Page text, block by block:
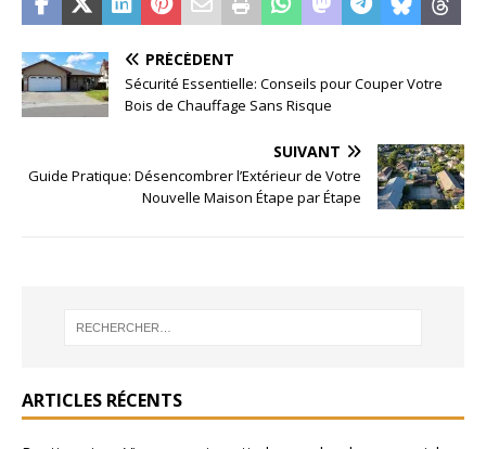
PRÉCÉDENT
Sécurité Essentielle: Conseils pour Couper Votre
Bois de Chauffage Sans Risque
SUIVANT
Guide Pratique: Désencombrer l’Extérieur de Votre
Nouvelle Maison Étape par Étape
ARTICLES RÉCENTS